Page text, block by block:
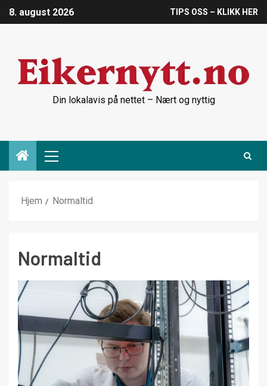
8. august 2026 TIPS OSS – KLIKK HER
Din lokalavis på nettet – Nært og nyttig
Hjem Normaltid
Normaltid